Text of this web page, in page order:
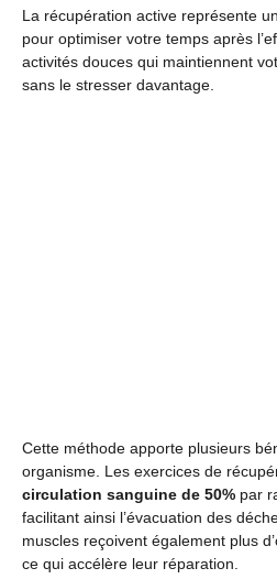
La récupération active représente
pour optimiser votre temps après
activités douces qui maintiennent
sans le stresser davantage.
Cette méthode apporte plusieurs
organisme. Les exercices de
circulation sanguine de 50% par
facilitant ainsi l’évacuation des
muscles reçoivent également plus
ce qui accélère leur réparation.